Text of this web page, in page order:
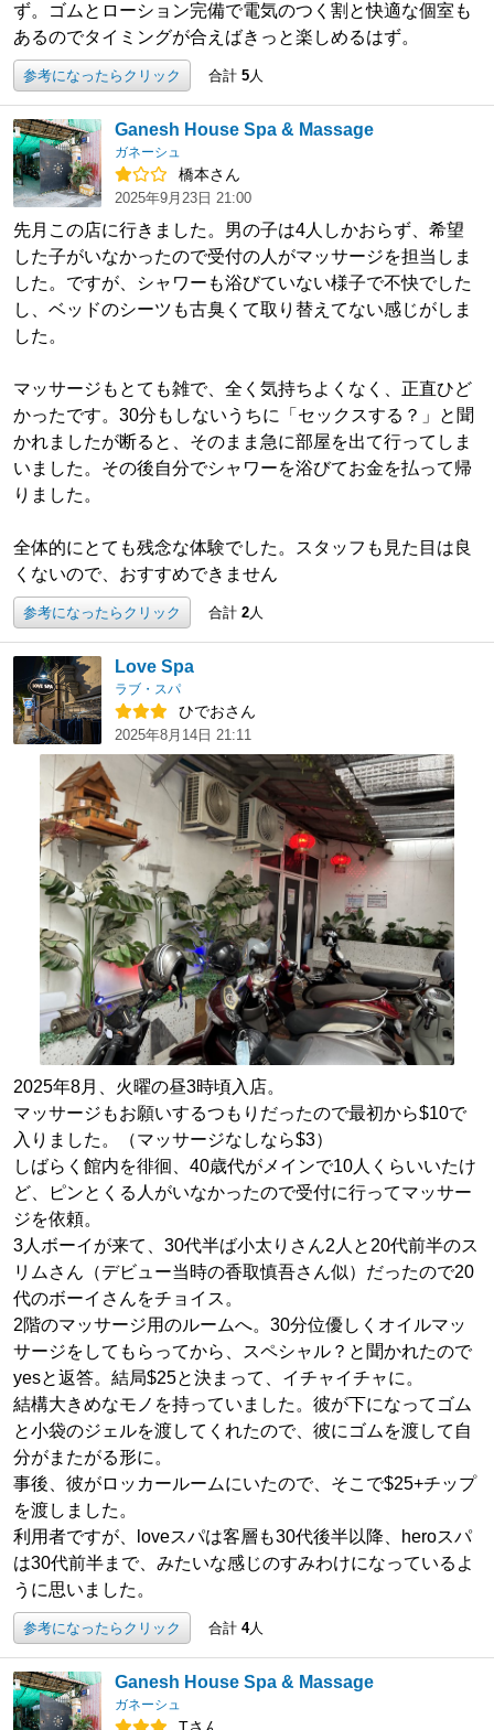
ず。ゴムとローション完備で電気のつく割と快適な個室も
あるのでタイミングが合えばきっと楽しめるはず。
参考になったらクリック 合計 5人
Ganesh House Spa & Massage
ガネーシュ
橋本さん
2025年9月23日 21:00
先月この店に行きました。男の子は4人しかおらず、希望
した子がいなかったので受付の人がマッサージを担当しま
した。ですが、シャワーも浴びていない様子で不快でした
し、ベッドのシーツも古臭くて取り替えてない感じがしま
した。
マッサージもとても雑で、全く気持ちよくなく、正直ひど
かったです。30分もしないうちに「セックスする？」と聞
かれましたが断ると、そのまま急に部屋を出て行ってしま
いました。その後自分でシャワーを浴びてお金を払って帰
りました。
全体的にとても残念な体験でした。スタッフも見た目は良
くないので、おすすめできません
参考になったらクリック 合計 2人
Love Spa
ラブ・スパ
ひでおさん
2025年8月14日 21:11
2025年8月、火曜の昼3時頃入店。
マッサージもお願いするつもりだったので最初から$10で
入りました。（マッサージなしなら$3）
しばらく館内を徘徊、40歳代がメインで10人くらいいたけ
ど、ピンとくる人がいなかったので受付に行ってマッサー
ジを依頼。
3人ボーイが来て、30代半ば小太りさん2人と20代前半のス
リムさん（デビュー当時の香取慎吾さん似）だったので20
代のボーイさんをチョイス。
2階のマッサージ用のルームへ。30分位優しくオイルマッ
サージをしてもらってから、スペシャル？と聞かれたので
yesと返答。結局$25と決まって、イチャイチャに。
結構大きめなモノを持っていました。彼が下になってゴム
と小袋のジェルを渡してくれたので、彼にゴムを渡して自
分がまたがる形に。
事後、彼がロッカールームにいたので、そこで$25+チップ
を渡しました。
利用者ですが、loveスパは客層も30代後半以降、heroスパ
は30代前半まで、みたいな感じのすみわけになっているよ
うに思いました。
参考になったらクリック 合計 4人
Ganesh House Spa & Massage
ガネーシュ